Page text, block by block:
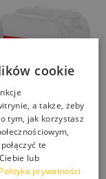
SANDSTONE
do
każdego rodzaju
cookie
a także, żeby
tym, jak korzystasz
te
lub
Polityka prywatności